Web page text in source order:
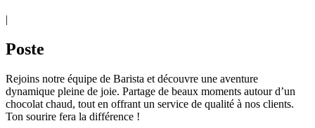
|
Poste
Rejoins notre équipe de Barista et découvre une aventure
dynamique pleine de joie. Partage de beaux moments autour d’un
chocolat chaud, tout en offrant un service de qualité à nos clients.
Ton sourire fera la différence !